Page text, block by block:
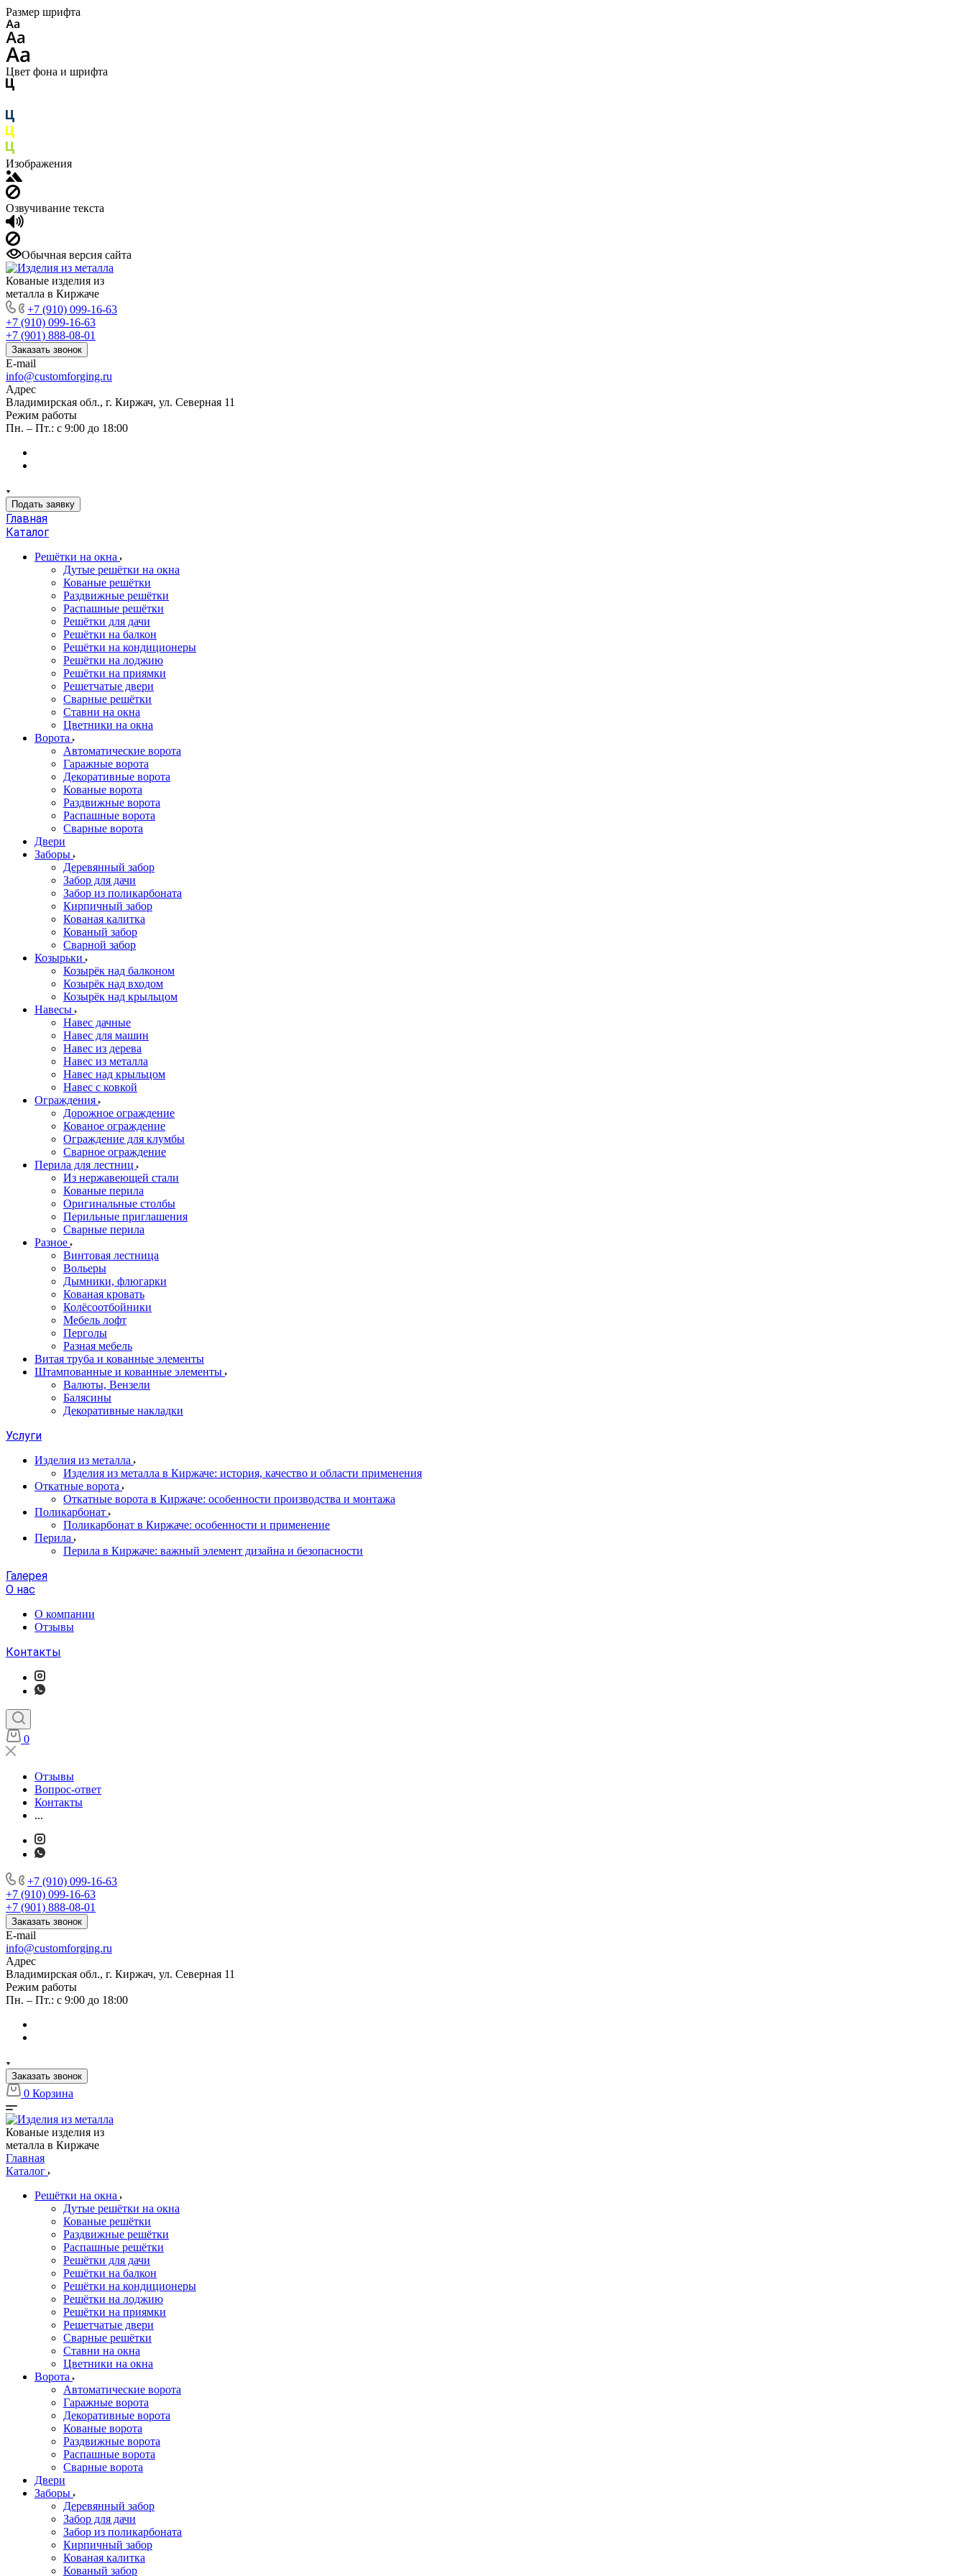
Размер шрифта
Цвет фона и шрифта
Изображения
Озвучивание текста
Обычная версия сайта
Кованые изделия из
металла в Киржаче
+7 (910) 099-16-63
+7 (910) 099-16-63
+7 (901) 888-08-01
Заказать звонок
E-mail
info@customforging.ru
Адрес
Владимирская обл., г. Киржач, ул. Северная 11
Режим работы
Пн. – Пт.: с 9:00 до 18:00
Подать заявку
Главная
Каталог
Решётки на окна
Дутые решётки на окна
Кованые решётки
Раздвижные решётки
Распашные решётки
Решётки для дачи
Решётки на балкон
Решётки на кондиционеры
Решётки на лоджию
Решётки на приямки
Решетчатые двери
Сварные решётки
Ставни на окна
Цветники на окна
Ворота
Автоматические ворота
Гаражные ворота
Декоративные ворота
Кованые ворота
Раздвижные ворота
Распашные ворота
Сварные ворота
Двери
Заборы
Деревянный забор
Забор для дачи
Забор из поликарбоната
Кирпичный забор
Кованая калитка
Кованый забор
Сварной забор
Козырьки
Козырёк над балконом
Козырёк над входом
Козырёк над крыльцом
Навесы
Навес дачные
Навес для машин
Навес из дерева
Навес из металла
Навес над крыльцом
Навес с ковкой
Ограждения
Дорожное ограждение
Кованое ограждение
Ограждение для клумбы
Сварное ограждение
Перила для лестниц
Из нержавеющей стали
Кованые перила
Оригинальные столбы
Перильные приглашения
Сварные перила
Разное
Винтовая лестница
Вольеры
Дымники, флюгарки
Кованая кровать
Колёсоотбойники
Мебель лофт
Перголы
Разная мебель
Витая труба и кованные элементы
Штампованные и кованные элементы
Валюты, Вензели
Балясины
Декоративные накладки
Услуги
Изделия из металла
Изделия из металла в Киржаче: история, качество и области применения
Откатные ворота
Откатные ворота в Киржаче: особенности производства и монтажа
Поликарбонат
Поликарбонат в Киржаче: особенности и применение
Перила
Перила в Киржаче: важный элемент дизайна и безопасности
Галерея
О нас
О компании
Отзывы
Контакты
0
Отзывы
Вопрос-ответ
Контакты
...
+7 (910) 099-16-63
+7 (910) 099-16-63
+7 (901) 888-08-01
Заказать звонок
E-mail
info@customforging.ru
Адрес
Владимирская обл., г. Киржач, ул. Северная 11
Режим работы
Пн. – Пт.: с 9:00 до 18:00
Заказать звонок
0 Корзина
Кованые изделия из
металла в Киржаче
Главная
Каталог
Решётки на окна
Дутые решётки на окна
Кованые решётки
Раздвижные решётки
Распашные решётки
Решётки для дачи
Решётки на балкон
Решётки на кондиционеры
Решётки на лоджию
Решётки на приямки
Решетчатые двери
Сварные решётки
Ставни на окна
Цветники на окна
Ворота
Автоматические ворота
Гаражные ворота
Декоративные ворота
Кованые ворота
Раздвижные ворота
Распашные ворота
Сварные ворота
Двери
Заборы
Деревянный забор
Забор для дачи
Забор из поликарбоната
Кирпичный забор
Кованая калитка
Кованый забор